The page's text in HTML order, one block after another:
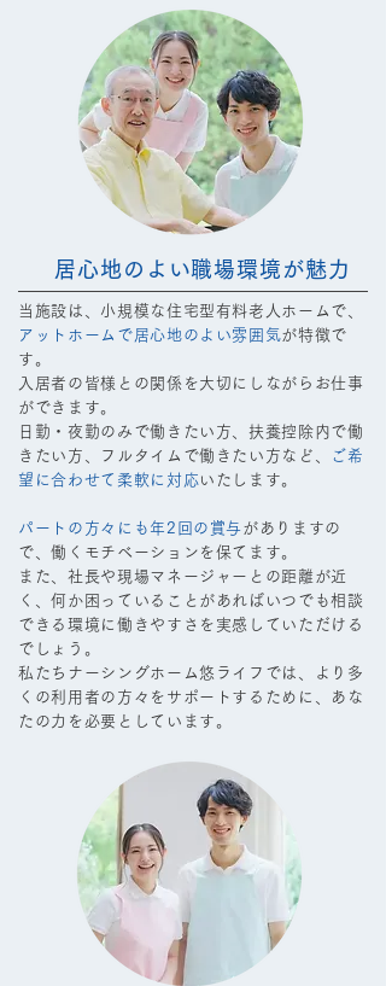
居心地のよい職場環境が魅力
当施設は、小規模な住宅型有料老人ホームで、
アットホームで居心地のよい雰囲気が特徴で
す。
入居者の皆様との関係を大切にしながらお仕事
ができます。
日勤・夜勤のみで働きたい方、扶養控除内で働
きたい方、フルタイムで働きたい方など、
ご希
望に合わせて柔軟に対応 いたします。
パートの方々にも年2回の賞与がありますの
で、働くモチベーションを保てます。
また、社長や現場マネージャーとの距離が近
く、何か困っていることがあればいつでも相談
できる環境に働きやすさを実感していただける
でしょう。
私たちナーシングホーム悠ライフでは、より多
くの利用者の方々をサポートするために、あな
たの力を必要としています。